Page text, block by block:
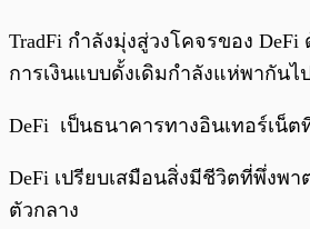
TradFi กำลังมุ่งสู่วงโคจรของ
การเงินแบบดั้งเดิมกำลังแห่พากัน
DeFi เป็นธนาคารทางอินเทอร์เ
DeFi เปรียบเสมือนสิ่งมีชีวิตที่พึ่งพ
ตัวกลาง